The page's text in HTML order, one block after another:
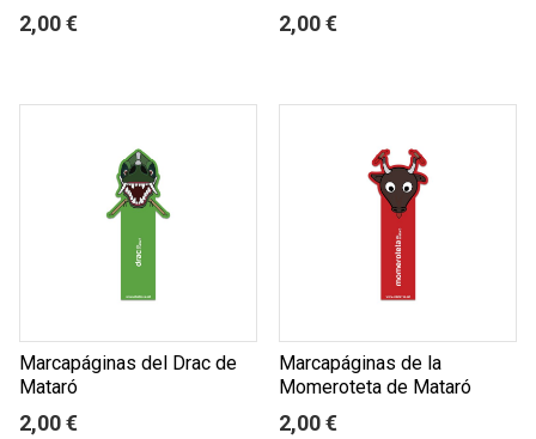
2,00 € 2,00 €
Marcapáginas del Drac de
Mataró
2,00 €
Marcapáginas de la
Momeroteta de Mataró
2,00 €